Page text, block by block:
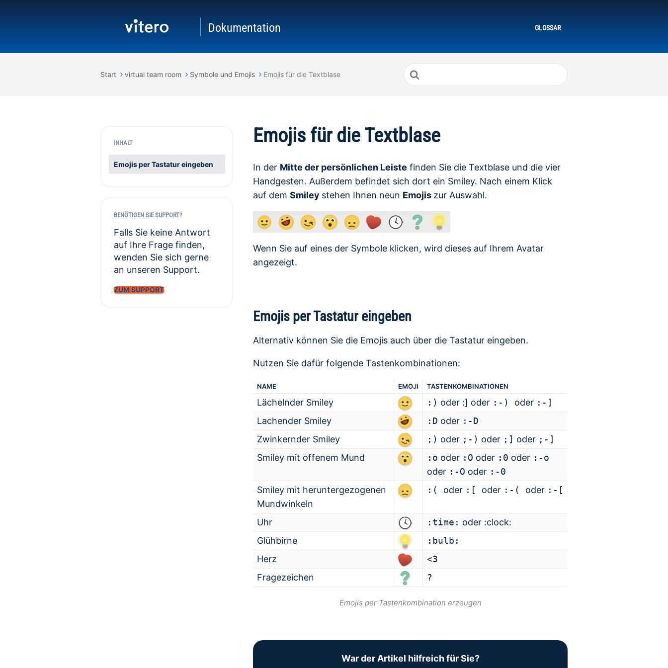
Dokumentation GLOSSAR
Start virtual team room Symbole und Emojis Emojis für die Textblase
Suche
nach
INHALT
Emojis per Tastatur eingeben
BENÖTIGEN SIE SUPPORT?
Falls Sie keine Antwort
auf Ihre Frage finden,
wenden Sie sich gerne
an unseren Support.
ZUM SUPPORT
Emojis für die Textblase
In der Mitte der persönlichen Leiste finden Sie die Textblase und die vier
Handgesten. Außerdem befindet sich dort ein Smiley. Nach einem Klick
auf dem Smiley stehen Ihnen neun Emojis zur Auswahl.
Wenn Sie auf eines der Symbole klicken, wird dieses auf Ihrem Avatar
angezeigt.
Emojis per Tastatur eingeben
Alternativ können Sie die Emojis auch über die Tastatur eingeben.
Nutzen Sie dafür folgende Tastenkombinationen:
NAME EMOJI TASTENKOMBINATIONEN
Lächelnder Smiley :) oder :] oder :-) oder :-]
Lachender Smiley
:D oder :-D
Zwinkernder Smiley
;) oder ;-) oder ;] oder ;-]
Smiley mit offenem Mund
:o oder :O oder :0 oder :-o
oder :-O oder :-0
Smiley mit heruntergezogenen
Mundwinkeln
:( oder :[ oder :-( oder :-[
Uhr :time: oder :clock:
Glühbirne
:bulb:
Herz
<3
Fragezeichen
?
Emojis per Tastenkombination erzeugen
War der Artikel hilfreich für Sie?